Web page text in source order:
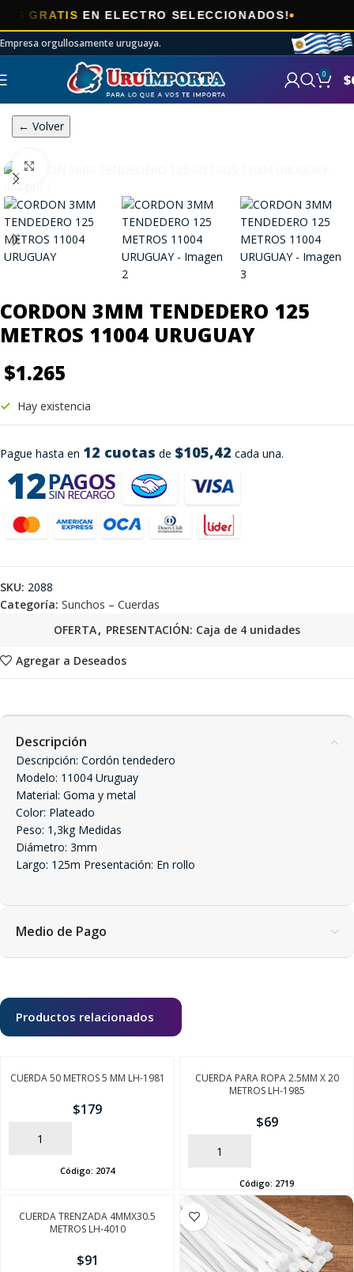
EN ELECTRO SELECCIONADOS!
Empresa orgullosamente uruguaya.
0 $
← Volver
CORDON 3MM TENDEDERO 125
METROS 11004 URUGUAY
$1.265
Pague hasta en 12 cuotas de $105,42 cada una.
Hay existencia
Agregar a Deseados
SKU: 2088
Categoría: Sunchos – Cuerdas
OFERTA, PRESENTACIÓN: Caja de 4 unidades
Descripción
Descripción: Cordón tendedero
Modelo: 11004 Uruguay
Material: Goma y metal
Color: Plateado
Peso: 1,3kg Medidas
Diámetro: 3mm
Largo: 125m Presentación: En rollo
Medio de Pago
Productos relacionados
CUERDA 50 METROS 5 MM LH-1981
$179
AÑADIR
Código: 2074
CUERDA PARA ROPA 2.5MM X 20
METROS LH-1985
$69
AÑADIR
Código: 2719
CUERDA TRENZADA 4MMX30.5
METROS LH-4010
$91